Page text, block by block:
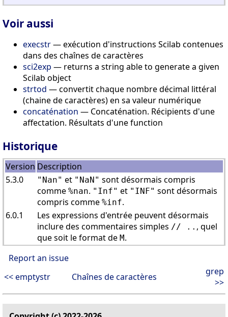
Voir aussi
execstr— exécution d'instructions Scilab contenues
dans des chaînes de caractères
sci2exp — returns a string able to generate a given
Scilab object
strtod — convertit chaque nombre décimal littéral
(chaine de caractères) en sa valeur numérique
concaténation — Concaténation. Récipients d'une
affectation. Résultats d'une function
Historique
Version Description
5.3.0
"Nan" et "NaN" sont désormais compris
comme %nan. "Inf" et "INF" sont désormais
compris comme %inf.
6.0.1
Les expressions d'entrée peuvent désormais
inclure des commentaires simples // .. , quel
que soit le format de M.
Report an issue
<< emptystr
Chaînes de caractères
grep
>>